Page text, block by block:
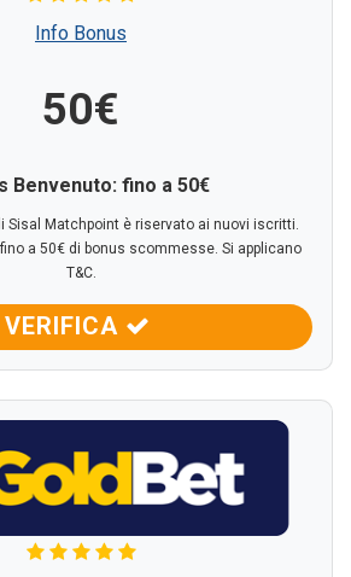
Info Bonus
50€
Benvenuto: fino a 50€
Sisal Matchpoint è riservato ai nuovi iscritti.
a 50€ di bonus scommesse. Si applicano
T&C.
VERIFICA